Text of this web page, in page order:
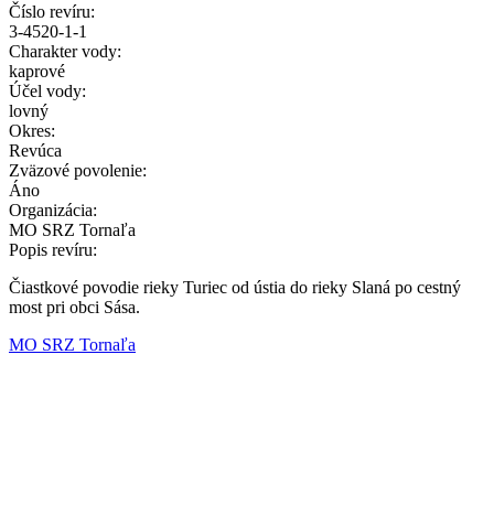
Číslo revíru:
3-4520-1-1
Charakter vody:
kaprové
Účel vody:
lovný
Okres:
Revúca
Zväzové povolenie:
Áno
Organizácia:
MO SRZ Tornaľa
Popis revíru:
Čiastkové povodie rieky Turiec od ústia do rieky Slaná po cestný
most pri obci Sása.
MO SRZ Tornaľa